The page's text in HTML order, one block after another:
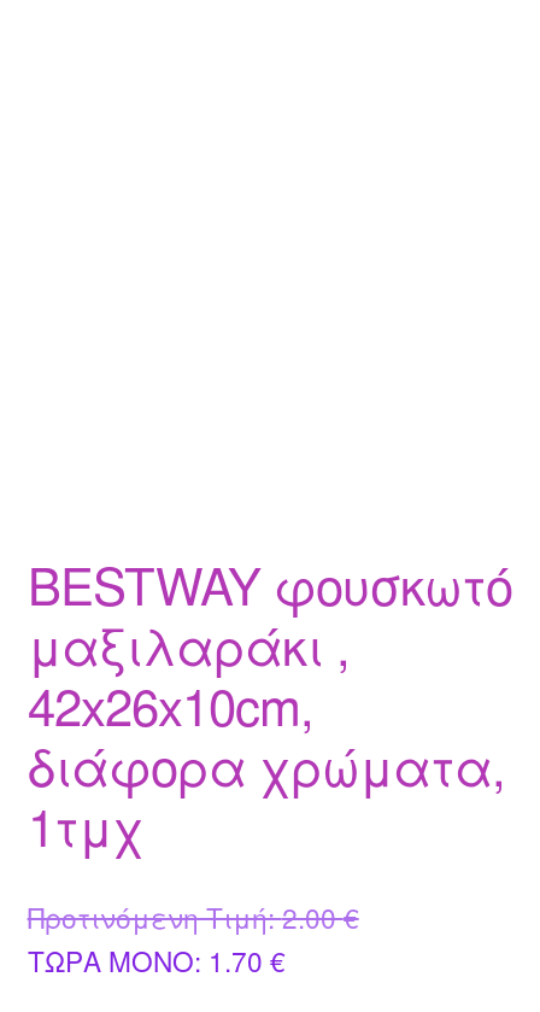
BESTWAY φουσκωτό
μαξιλαράκι ,
42x26x10cm,
διάφορα χρώματα,
1τμχ
Προτινόμενη Τιμή:2.00€Original
ΤΩΡΑ MONO: 1.70 €Η